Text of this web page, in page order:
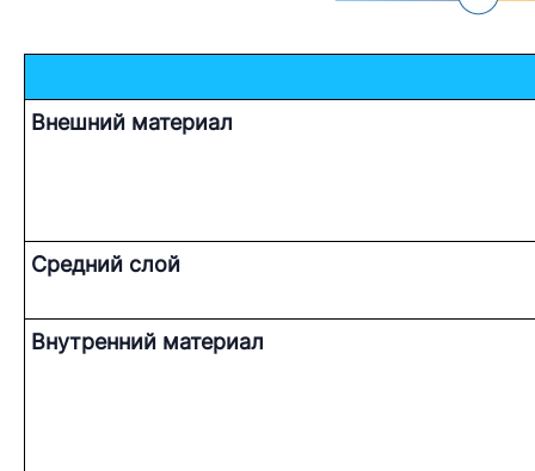
Внешний материал
Средний слой
Внутренний материал